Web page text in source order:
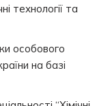
технології та
особового
на базі